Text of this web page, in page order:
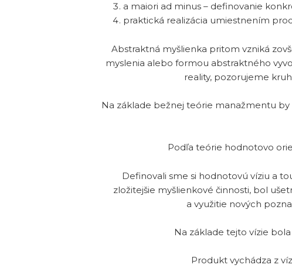
a maiori ad minus – definovanie
praktická realizácia umiestnením
Abstraktná myšlienka pritom vzniká
myslenia alebo formou abstraktného
reality, pozorujeme
Na základe bežnej teórie manažmentu
Podľa teórie hodnotovo
Definovali sme si hodnotovú víziu a
zložitejšie myšlienkové činnosti, bol
a využitie nových
Na základe tejto vízie
Produkt vychádza z